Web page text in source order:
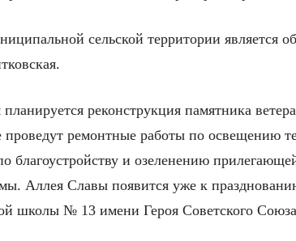
сельской территории
реконструкция памятника
ремонтные работы по освещению
благоустройству и озеленению
Аллея Славы появится уже к
школы № 13 имени Героя Советского